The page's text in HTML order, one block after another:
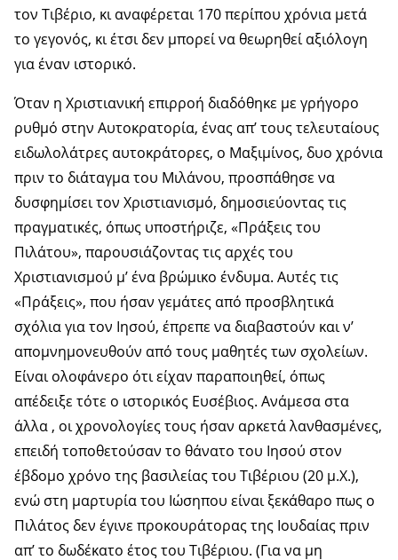
τον Τιβέριο, κι αναφέρεται 170 περίπου χρόνια μετά
το γεγονός, κι έτσι δεν μπορεί να θεωρηθεί αξιόλογη
για έναν ιστορικό.
Όταν η Χριστιανική επιρροή διαδόθηκε με γρήγορο
ρυθμό στην Αυτοκρατορία, ένας απ’ τους τελευταίους
ειδωλολάτρες αυτοκράτορες, ο Μαξιμίνος, δυο χρόνια
πριν το διάταγμα του Μιλάνου, προσπάθησε να
δυσφημίσει τον Χριστιανισμό, δημοσιεύοντας τις
πραγματικές, όπως υποστήριζε, «Πράξεις του
Πιλάτου», παρουσιάζοντας τις αρχές του
Χριστιανισμού μ’ ένα βρώμικο ένδυμα. Αυτές τις
«Πράξεις», που ήσαν γεμάτες από προσβλητικά
σχόλια για τον Ιησού, έπρεπε να διαβαστούν και ν’
απομνημονευθούν από τους μαθητές των σχολείων.
Είναι ολοφάνερο ότι είχαν παραποιηθεί, όπως
απέδειξε τότε ο ιστορικός Ευσέβιος. Ανάμεσα στα
άλλα , οι χρονολογίες τους ήσαν αρκετά λανθασμένες,
επειδή τοποθετούσαν το θάνατο του Ιησού στον
έβδομο χρόνο της βασιλείας του Τιβέριου (20 μ.Χ.),
ενώ στη μαρτυρία του Ιώσηπου είναι ξεκάθαρο πως ο
Πιλάτος δεν έγινε προκουράτορας της Ιουδαίας πριν
απ’ το δωδέκατο έτος του Τιβέριου. (Για να μη